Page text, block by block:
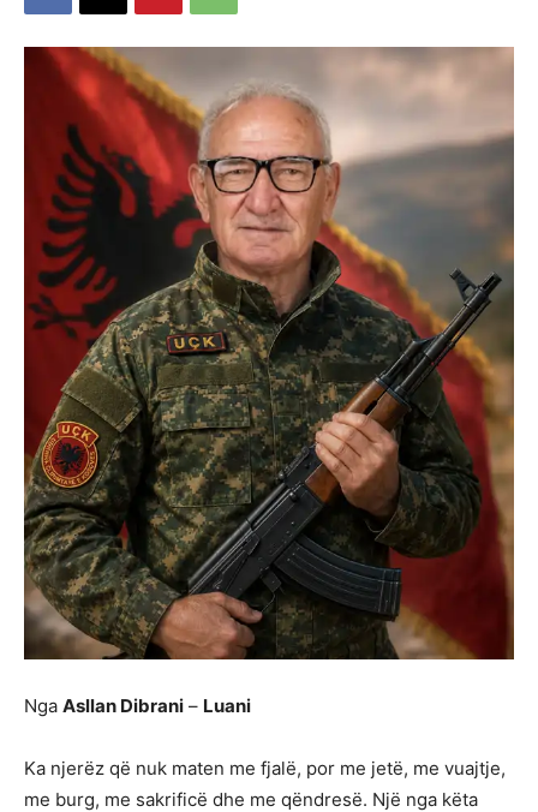
Nga Asllan Dibrani – Luani
Ka njerëz që nuk maten me fjalë, por me jetë, me vuajtje,
me burg, me sakrificë dhe me qëndresë. Një nga këta